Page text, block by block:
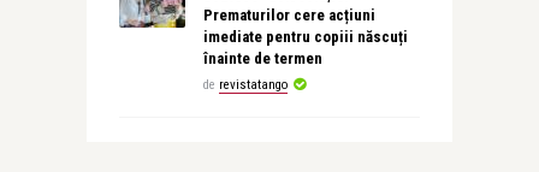
Prematurilor cere acțiuni
imediate pentru copiii născuți
înainte de termen
de revistatango